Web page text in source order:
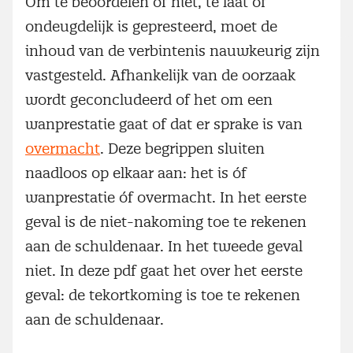
ondeugdelijk is gepresteerd, moet de
inhoud van de verbintenis nauwkeurig zijn
vastgesteld. Afhankelijk van de oorzaak
wordt geconcludeerd of het om een
wanprestatie gaat of dat er sprake is van
overmacht. Deze begrippen sluiten
naadloos op elkaar aan: het is óf
wanprestatie óf overmacht. In het eerste
geval is de niet-nakoming toe te rekenen
aan de schuldenaar. In het tweede geval
niet. In deze pdf gaat het over het eerste
geval: de tekortkoming is toe te rekenen
aan de schuldenaar.